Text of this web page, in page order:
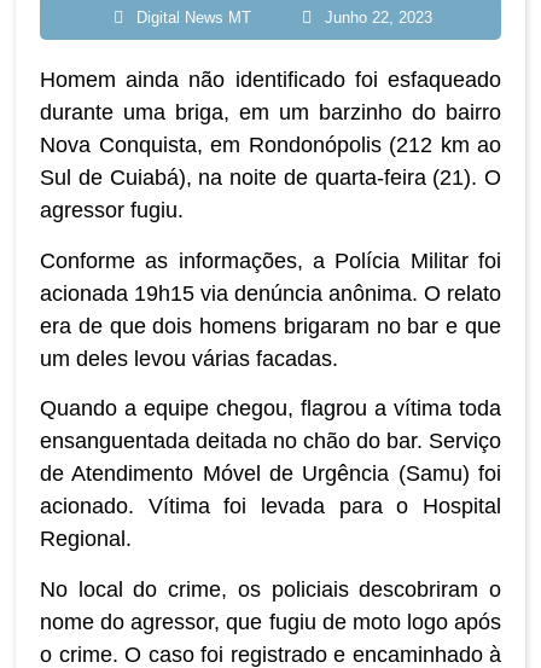
Digital News MT Junho 22, 2023
Homem ainda não identificado foi esfaqueado
durante uma briga, em um barzinho do bairro
Nova Conquista, em Rondonópolis (212 km ao
Sul de Cuiabá), na noite de quarta-feira (21). O
agressor fugiu.
Conforme as informações, a Polícia Militar foi
acionada 19h15 via denúncia anônima. O relato
era de que dois homens brigaram no bar e que
um deles levou várias facadas.
Quando a equipe chegou, flagrou a vítima toda
ensanguentada deitada no chão do bar. Serviço
de Atendimento Móvel de Urgência (Samu) foi
acionado. Vítima foi levada para o Hospital
Regional.
No local do crime, os policiais descobriram o
nome do agressor, que fugiu de moto logo após
o crime. O caso foi registrado e encaminhado à